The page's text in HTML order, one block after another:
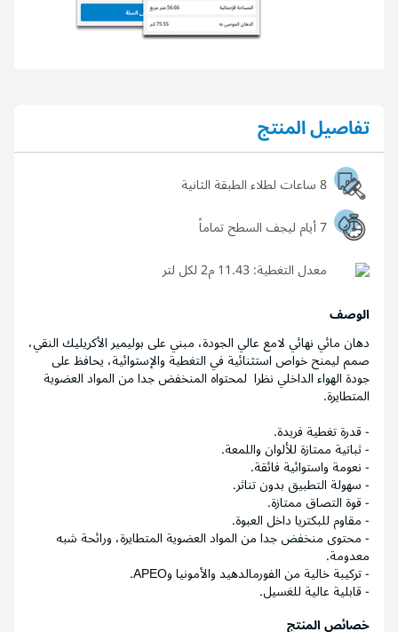
تفاصيل المنتج
7 أيام ليجف السطح تماماً
معدل التغطية:
الوصف
صمم ليمنح خواص استثنائية في التغطية والإستوائية، يحافظ على
جودة الهواء الداخلي نظرا لمحتواه المنخفض جدا من المواد العضوية
المتطايرة.
- قدرة تغطية فريدة.
- ثباتية ممتازة للألوان واللمعة.
- نعومة واستوائية فائقة.
- سهولة التطبيق بدون تناثر.
- قوة التصاق ممتازة.
- مقاوم للبكتريا داخل العبوة.
- محتوى منخفض جدا من المواد العضوية المتطايرة، ورائحة شبه
معدومة.
- تركيبة خالية من الفورمالدهيد والأمونيا وAPEO.
- قابلية عالية للغسيل.
خصائص المنتج
سهل التطبيق
خيارات واسعة من الألوان